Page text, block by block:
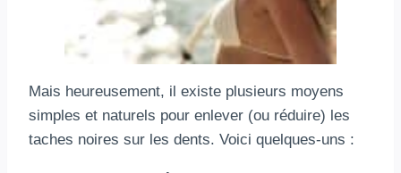
Mais heureusement, il existe plusieurs moyens
simples et naturels pour enlever (ou réduire) les
taches noires sur les dents. Voici quelques-uns :